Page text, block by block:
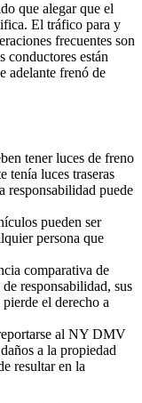
que alegar que el
El tráfico para y
frecuentes son
conductores están
adelante frenó de
tener luces de freno
tenía luces traseras
responsabilidad puede
pueden ser
persona que
comparativa de
responsabilidad, sus
el derecho a
al NY DMV
a la propiedad
resultar en la